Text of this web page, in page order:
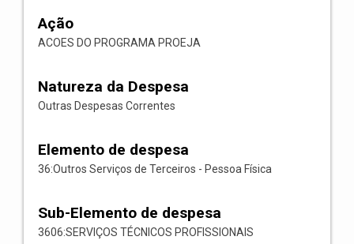
Ação
ACOES DO PROGRAMA PROEJA
Natureza da Despesa
Outras Despesas Correntes
Elemento de despesa
36:Outros Serviços de Terceiros - Pessoa Física
Sub-Elemento de despesa
3606:SERVIÇOS TÉCNICOS PROFISSIONAIS